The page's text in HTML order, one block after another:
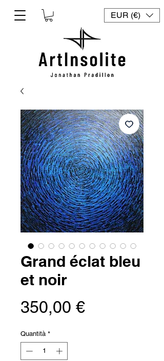
EUR (€)
Grand éclat bleu
et noir
350,00 €Prezzo
Quantità *